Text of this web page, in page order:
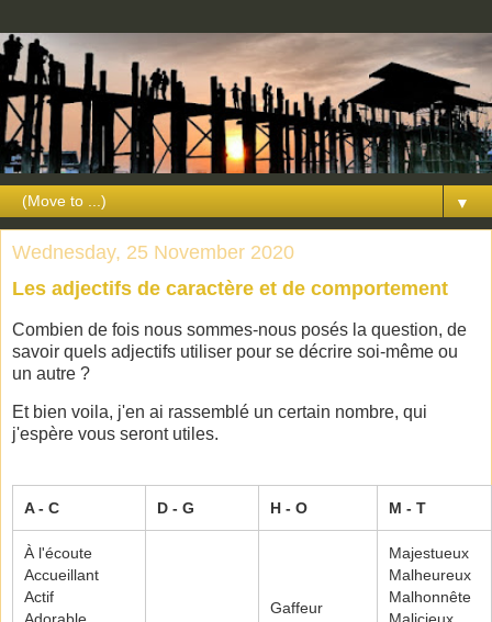
▼
Wednesday, 25 November 2020
Les adjectifs de caractère et de comportement
Combien de fois nous sommes-nous posés la question, de
savoir quels adjectifs utiliser pour se décrire soi-même ou
un autre ?
Et bien voila, j'en ai rassemblé un certain nombre, qui
j'espère vous seront utiles.
A - C D - G H - O M - T
À l'écoute
Accueillant
Actif
Gaffeur
Majestueux
Malheureux
Malhonnête